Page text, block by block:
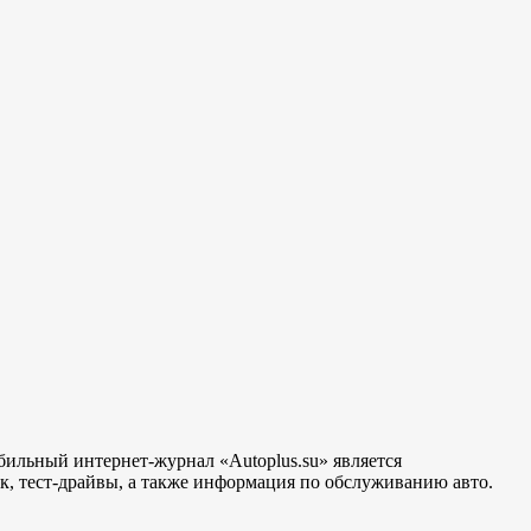
интернет-журнал «Autoplus.su» является
тест-драйвы, а также информация по обслуживанию авто.